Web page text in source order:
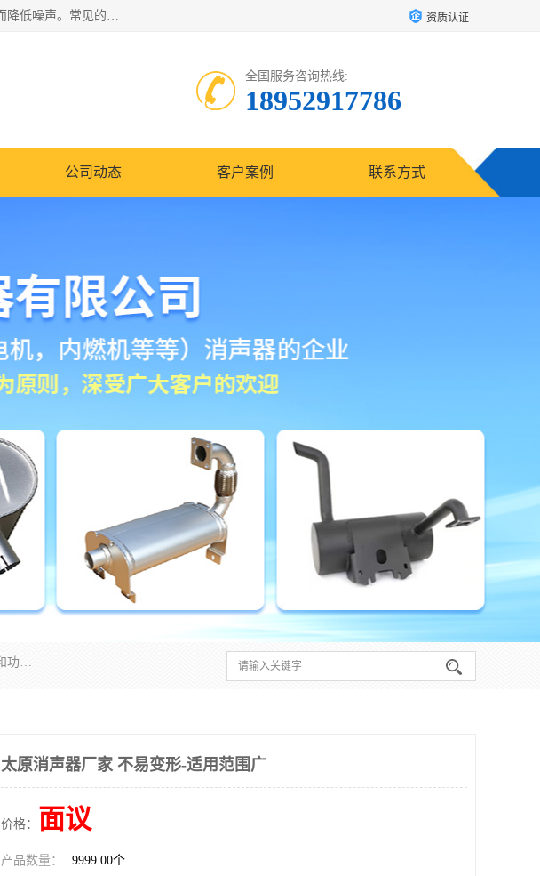
消音器主要用于降低机械设备或枪械等产生的噪声。它通过阻尼或增加排气面积来降低排气速度和功率，从而降低噪声。常见的消音器类型包括阻性消声器、抗性消声器、共振消声器以及阻抗复合式消声器等。这些消音器各有特点，适用于不同频率的噪声消除。 资质认证
全国服务咨询热线:
18952917786
公司动态 客户案例 联系方式
消音器主要用于降低机械设备或枪械等产生的噪声。它通过阻尼或增加排气面积来降低排气速度和功率，从而降低噪声。常见的消音器类型包括阻性消声器、抗性消声器、共振消声器以及阻抗复合式消声器等。这些消音器各有特点，适用于不同频率的噪声消除。
太原消声器厂家 不易变形-适用范围广
价格： 面议
产品数量： 9999.00个